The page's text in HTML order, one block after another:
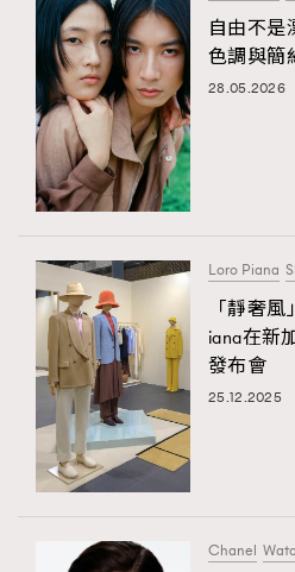
自由不是
色調與簡
28.05.2026
Loro Piana
「靜奢
iana在新
發布會
25.12.2025
Chanel